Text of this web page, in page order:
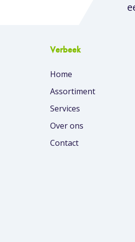
Verbeek
Home
Assortiment
Services
Over ons
Contact